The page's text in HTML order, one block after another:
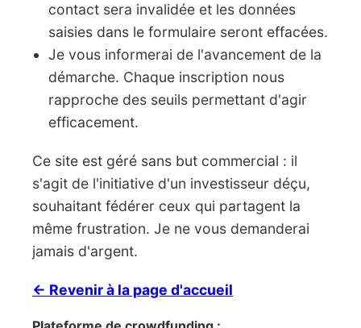
contact sera invalidée et les données
saisies dans le formulaire seront effacées.
Je vous informerai de l'avancement de la
démarche. Chaque inscription nous
rapproche des seuils permettant d'agir
efficacement.
Ce site est géré sans but commercial : il
s'agit de l'initiative d'un investisseur déçu,
souhaitant fédérer ceux qui partagent la
même frustration. Je ne vous demanderai
jamais d'argent.
← Revenir à la page d'accueil